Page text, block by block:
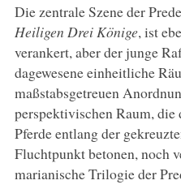
Die zentrale Szene der
Heiligen Drei Könige, ist
verankert, aber der junge
dagewesene einheitliche
maßstabsgetreuen
perspektivischen Raum,
Pferde entlang der
Fluchtpunkt betonen, noch
marianische Trilogie der